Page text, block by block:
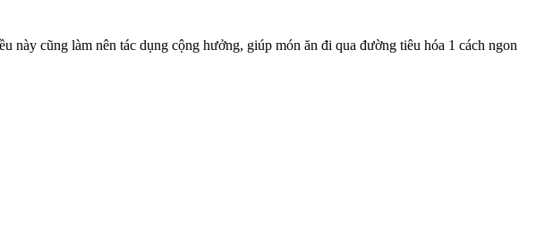
cũng làm nên tác dụng cộng hưởng, giúp món ăn đi qua đường tiêu hóa 1 cách ngon